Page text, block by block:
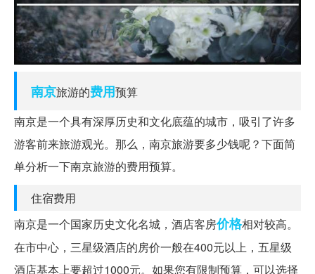
南京旅游的费用预算
南京是一个具有深厚历史和文化底蕴的城市，吸引了许多
游客前来旅游观光。那么，南京旅游要多少钱呢？下面简
单分析一下南京旅游的费用预算。
住宿费用
南京是一个国家历史文化名城，酒店客房价格相对较高。
在市中心，三星级酒店的房价一般在400元以上，五星级
酒店基本上要超过1000元。如果您有限制预算，可以选择